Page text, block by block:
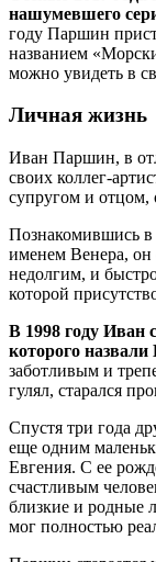
нашумевшего
году Паршин
названием
можно увидеть в
Личная жизнь
Иван Паршин, в
своих коллег-
супругом и отцом,
Познакомившись в
именем Венера, он
недолгим, и
которой
В 1998 году Иван
которого
заботливым и
гулял, старался
Спустя три года
еще одним
Евгения. С ее
счастливым
близкие и родные
мог полностью